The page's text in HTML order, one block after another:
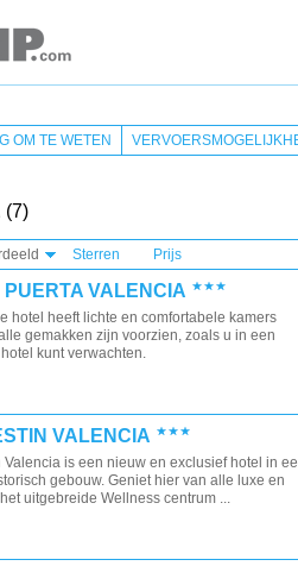
OM TE WETEN
(7)
Sterren Prijs
VALENCIA
hotel heeft lichte en comfortabele kamers
gemakken zijn voorzien, zoals u in een
kunt verwachten.
VALENCIA
Valencia is een nieuw en exclusief hotel in
gebouw. Geniet hier van alle luxe en
uitgebreide Wellness centrum ...